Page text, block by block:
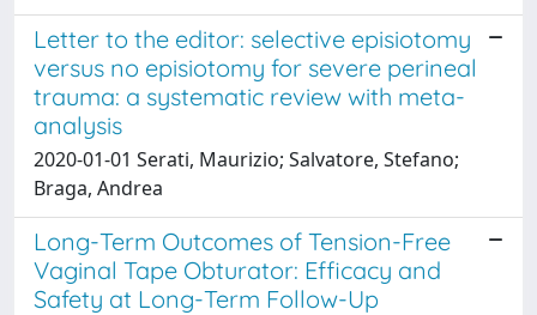
Letter to the editor: selective episiotomy
versus no episiotomy for severe perineal
trauma: a systematic review with meta-
analysis
2020-01-01 Serati, Maurizio; Salvatore, Stefano;
Braga, Andrea
Long-Term Outcomes of Tension-Free
Vaginal Tape Obturator: Efficacy and
Safety at Long-Term Follow-Up